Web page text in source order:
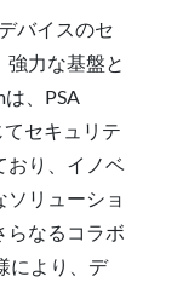
バイスのセ
力な基盤と
、PSA
セキュリテ
おり、イノベ
リューショ
らなるコラボ
により、デ